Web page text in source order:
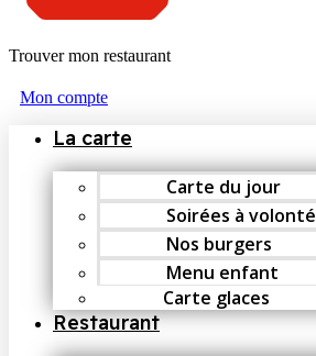
Trouver mon restaurant
Mon compte
La carte
Carte du jour
Soirées à volonté
Nos burgers
Menu enfant
Carte glaces
Restaurant